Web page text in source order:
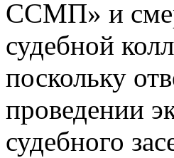
ССМП» и
судебной
поскольку
проведении
судебного